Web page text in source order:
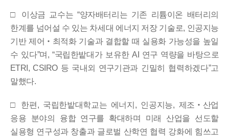
□ 이상금 교수는 “양자배터리는 기존 리튬이온 배터리의
한계를 넘어설 수 있는 차세대 에너지 저장 기술로, 인공지능
기반 제어 ‧ 최적화 기술과 결합할 때 실용화 가능성을 높일
수 있다”며 ,“국립한밭대가 보유한AI 연구 역량을 바탕으로
ETRI, CSIRO 등 국내외 연구기관과 긴밀히 협력하겠다”고
말했다.
□ 한편 , 국립한밭대학교는 에너지 , 인공지능, 제조 ‧ 산업
응용 분야의 융합 연구를 확대하며 미래 산업을 선도할
실용형 연구성과 창출과 글로벌 산학연 협력 강화에 힘쓰고